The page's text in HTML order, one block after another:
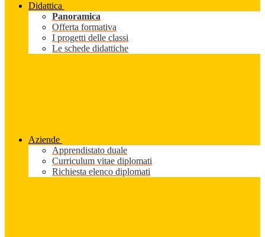
Didattica
Panoramica
Offerta formativa
I progetti delle classi
Le schede didattiche
Aziende
Apprendistato duale
Curriculum vitae diplomati
Richiesta elenco diplomati